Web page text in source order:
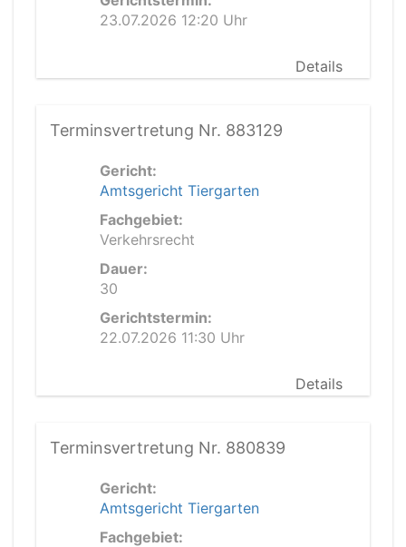
23.07.2026 12:20 Uhr
Details
Terminsvertretung Nr. 883129
Gericht:
Amtsgericht Tiergarten
Fachgebiet:
Verkehrsrecht
Dauer:
30
Gerichtstermin:
22.07.2026 11:30 Uhr
Details
Terminsvertretung Nr. 880839
Gericht:
Amtsgericht Tiergarten
Fachgebiet: